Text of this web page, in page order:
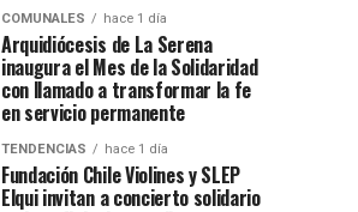
COMUNALES hace 1 día
Arquidiócesis de La Serena
inaugura el Mes de la Solidaridad
con llamado a transformar la fe
en servicio permanente
TENDENCIAS hace 1 día
Fundación Chile Violines y SLEP
Elqui invitan a concierto solidario